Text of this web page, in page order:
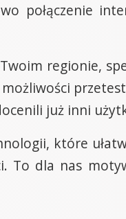
połączenie
regionie,
już inni
które
To dla nas